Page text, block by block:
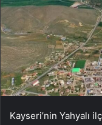
Kayseri’nin Yahyalı